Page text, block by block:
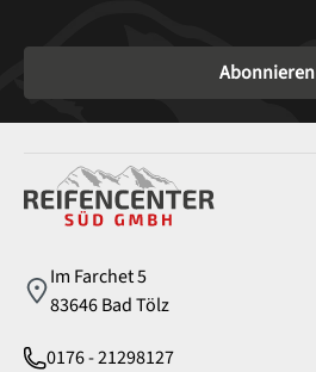
Abonnieren
Im Farchet 5
83646 Bad Tölz
0176 - 21298127